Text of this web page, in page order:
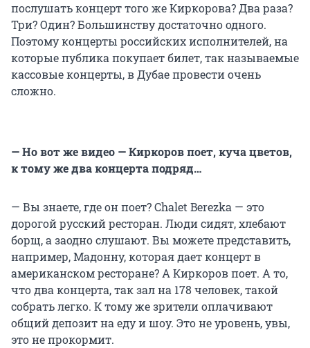
послушать концерт того же Киркорова? Два раза?
Три? Один? Большинству достаточно одного.
Поэтому концерты российских исполнителей, на
которые публика покупает билет, так называемые
кассовые концерты, в Дубае провести очень
сложно.
— Но вот же видео — Киркоров поет, куча цветов,
к тому же два концерта подряд…
— Вы знаете, где он поет? Chalet Berezka — это
дорогой русский ресторан. Люди сидят, хлебают
борщ, а заодно слушают. Вы можете представить,
например, Мадонну, которая дает концерт в
американском ресторане? А Киркоров поет. А то,
что два концерта, так зал на 178 человек, такой
собрать легко. К тому же зрители оплачивают
общий депозит на еду и шоу. Это не уровень, увы,
это не прокормит.